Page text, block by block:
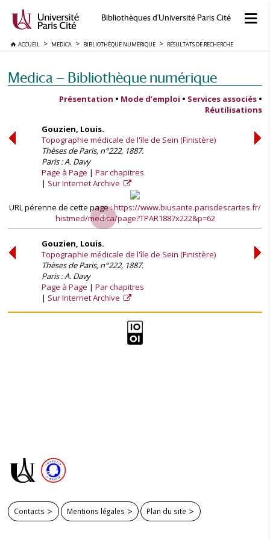
Bibliothèques d'Université Paris Cité
ACCUEIL MEDICA BIBLIOTHÈQUE NUMÉRIQUE RÉSULTATS DE RECHERCHE
Medica — Bibliothèque numérique
Présentation • Mode d’emploi • Services associés •
Réutilisations
Gouzien, Louis.
Topographie médicale de l'île de Sein (Finistère)
Thèses de Paris, n°222, 1887.
Paris : A. Davy
Page à Page
Par chapitres
Sur Internet Archive
URL pérenne de cette page :https://www.biusante.parisdescartes.fr/
histmed/medica/page?TPAR1887x222&p=62
Gouzien, Louis.
Topographie médicale de l'île de Sein (Finistère)
Thèses de Paris, n°222, 1887.
Paris : A. Davy
Page à Page
Par chapitres
Sur Internet Archive
Contacts Mentions légales Plan du site